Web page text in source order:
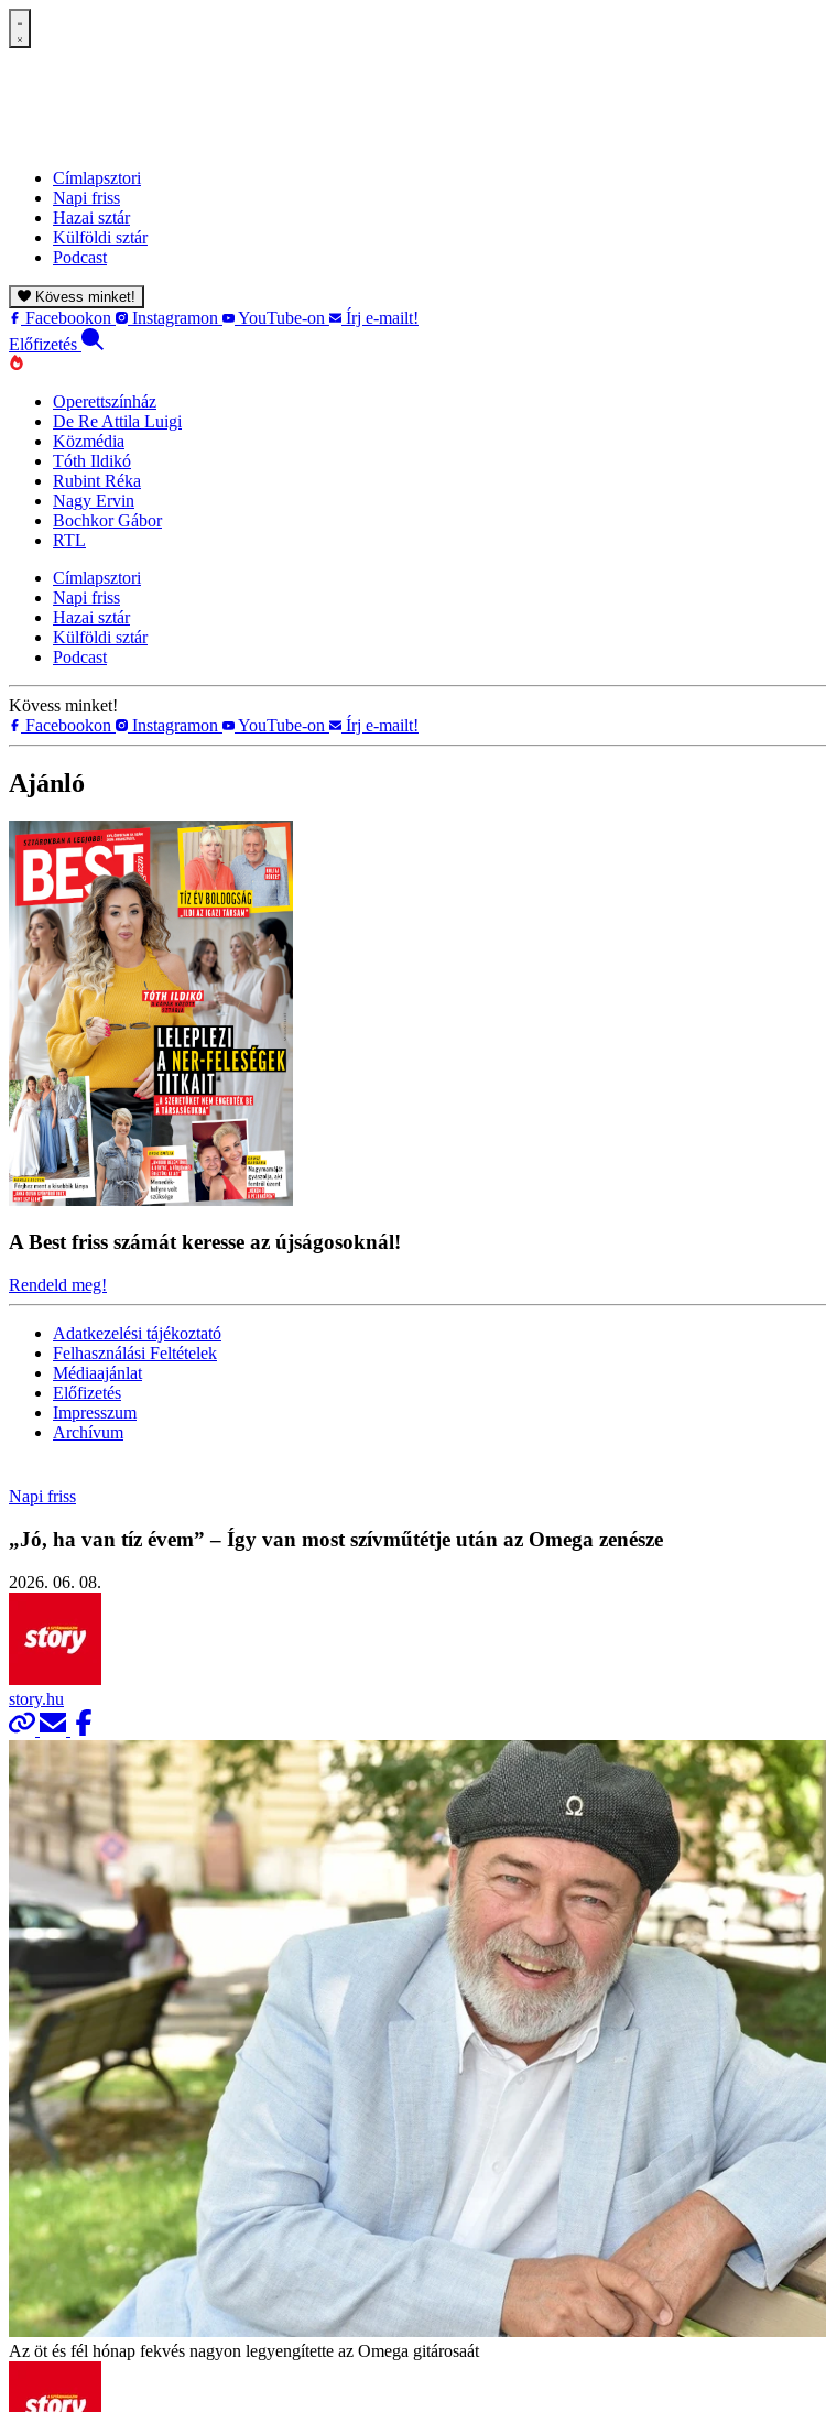
Címlapsztori
Napi friss
Hazai sztár
Külföldi sztár
Podcast
Kövess minket!
Facebookon Instagramon YouTube-on
Írj e-mailt!
Előfizetés
Operettszínház
De Re Attila Luigi
Közmédia
Tóth Ildikó
Rubint Réka
Nagy Ervin
Bochkor Gábor
RTL
Címlapsztori
Napi friss
Hazai sztár
Külföldi sztár
Podcast
Kövess minket!
Facebookon
Instagramon YouTube-on Írj e-mailt!
Ajánló
A Best friss számát keresse az újságosoknál!
Rendeld meg!
Adatkezelési tájékoztató
Felhasználási Feltételek
Médiaajánlat
Előfizetés
Impresszum
Archívum
Napi friss
„Jó, ha van tíz évem” – Így van most szívműtétje után az Omega zenésze
2026. 06. 08.
story.hu
Az öt és fél hónap fekvés nagyon legyengítette az Omega gitárosaát